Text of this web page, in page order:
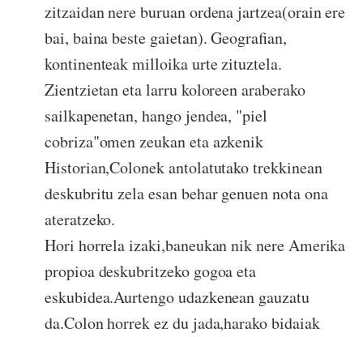
zitzaidan nere buruan ordena jartzea(orain ere
bai, baina beste gaietan). Geografian,
kontinenteak milloika urte zituztela.
Zientzietan eta larru koloreen araberako
sailkapenetan, hango jendea, "piel
cobriza"omen zeukan eta azkenik
Historian,Colonek antolatutako trekkinean
deskubritu zela esan behar genuen nota ona
ateratzeko.
Hori horrela izaki,baneukan nik nere Amerika
propioa deskubritzeko gogoa eta
eskubidea.Aurtengo udazkenean gauzatu
da.Colon horrek ez du jada,harako bidaiak